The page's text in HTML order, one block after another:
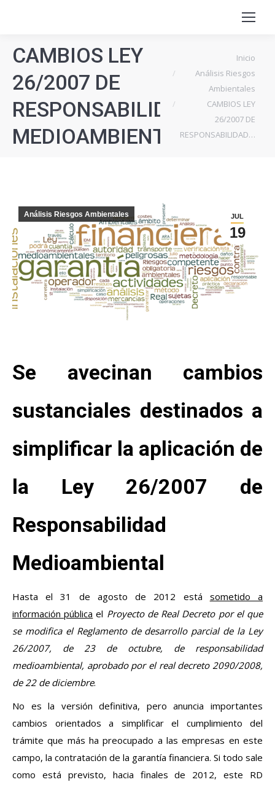
CAMBIOS LEY
26/2007 DE
RESPONSABILIDAD
MEDIOAMBIENTAL
Inicio
Análisis Riesgos
Ambientales
CAMBIOS LEY
26/2007 DE
RESPONSABILIDAD…
JUL
19
Análisis Riesgos Ambientales
Se avecinan cambios
sustanciales destinados a
simplificar la aplicación de
la Ley 26/2007 de
Responsabilidad
Medioambiental
Hasta el 31 de agosto de 2012 está sometido a
información pública el Proyecto de Real Decreto por el que
se modifica el Reglamento de desarrollo parcial de la Ley
26/2007, de 23 de octubre, de responsabilidad
medioambiental, aprobado por el real decreto 2090/2008,
de 22 de diciembre.
No es la versión definitiva, pero anuncia importantes
cambios orientados a simplificar el cumplimiento del
trámite que más ha preocupado a las empresas en este
campo, la contratación de la garantía financiera. Si todo sale
como está previsto, hacia finales de 2012, este RD